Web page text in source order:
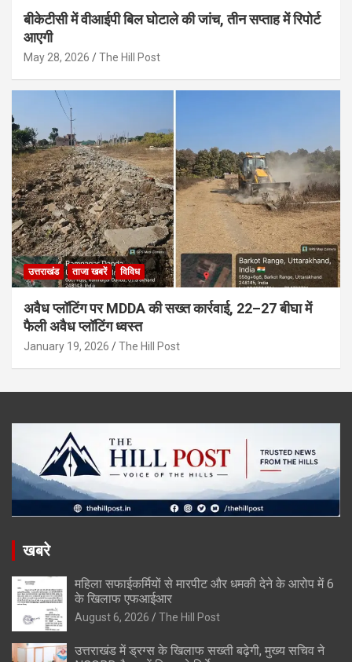
बीकेटीसी में वीआईपी बिल घोटाले की जांच, तीन सप्ताह में रिपोर्ट
आएगी
May 28, 2026 The Hill Post
उत्तराखंड ताजा खबरें विविध
अवैध प्लॉटिंग पर MDDA की सख्त कार्रवाई, 22–27 बीघा में
फैली अवैध प्लॉटिंग ध्वस्त
January 19, 2026 The Hill Post
खबरे
महिला सफाईकर्मियों से मारपीट और धमकी देने के आरोप में 6
के खिलाफ एफआईआर
August 6, 2026 The Hill Post
उत्तराखंड में ड्रग्स के खिलाफ सख्ती बढ़ेगी, मुख्य सचिव ने